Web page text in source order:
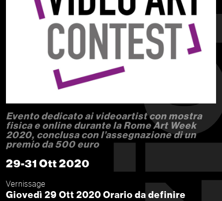
Evento dedicato ai videoartist con mostra
fisica e online durante la Rome Art Week
2020, conclusa con l’assegnazione di un
premio da 500 euro
29-31 Ott 2020
Vernissage
Giovedì 29 Ott 2020 Orario da definire